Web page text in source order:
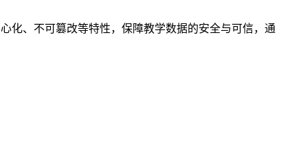
化、不可篡改等特性，保障教学数据的安全与可信，通